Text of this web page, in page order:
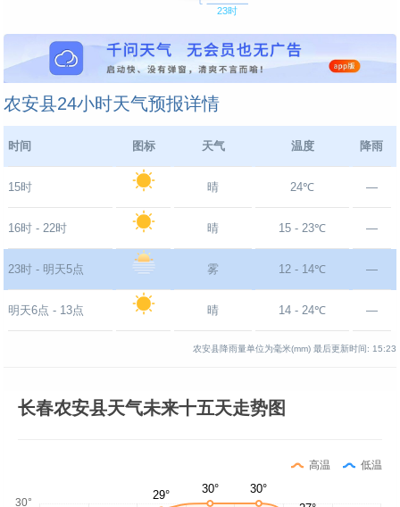
农安县24小时天气预报详情
时间 图标 天气 温度 降雨
15时 晴 24℃ —
16时 - 22时 晴 15 - 23℃ —
23时 - 明天5点 雾 12 - 14℃ —
明天6点 - 13点 晴 14 - 24℃ —
农安县降雨量单位为毫米(mm) 最后更新时间: 15:23
长春农安县天气未来十五天走势图
高温 低温